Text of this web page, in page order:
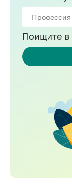
Поищите в